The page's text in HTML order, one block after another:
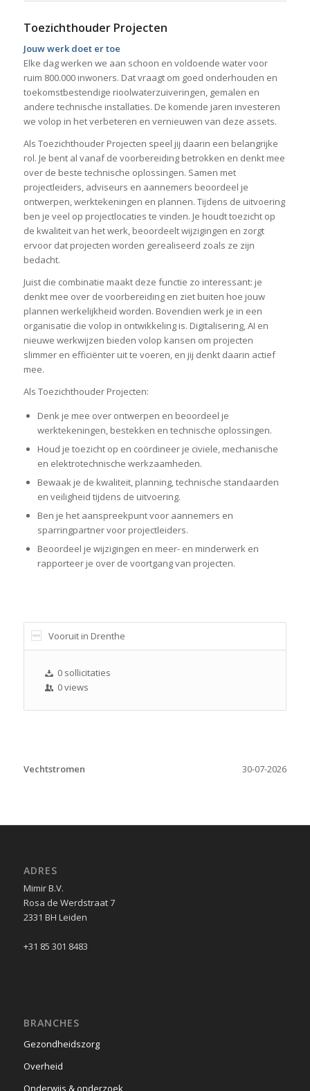
Toezichthouder Projecten
Jouw werk doet er toe
Elke dag werken we aan schoon en voldoende water voor
ruim 800.000 inwoners. Dat vraagt om goed onderhouden en
toekomstbestendige rioolwaterzuiveringen, gemalen en
andere technische installaties. De komende jaren investeren
we volop in het verbeteren en vernieuwen van deze assets.
Als Toezichthouder Projecten speel jij daarin een belangrijke
rol. Je bent al vanaf de voorbereiding betrokken en denkt mee
over de beste technische oplossingen. Samen met
projectleiders, adviseurs en aannemers beoordeel je
ontwerpen, werktekeningen en plannen. Tijdens de uitvoering
ben je veel op projectlocaties te vinden. Je houdt toezicht op
de kwaliteit van het werk, beoordeelt wijzigingen en zorgt
ervoor dat projecten worden gerealiseerd zoals ze zijn
bedacht.
Juist die combinatie maakt deze functie zo interessant: je
denkt mee over de voorbereiding en ziet buiten hoe jouw
plannen werkelijkheid worden. Bovendien werk je in een
organisatie die volop in ontwikkeling is. Digitalisering, AI en
nieuwe werkwijzen bieden volop kansen om projecten
slimmer en efficiënter uit te voeren, en jij denkt daarin actief
mee.
Als Toezichthouder Projecten:
Denk je mee over ontwerpen en beoordeel je
werktekeningen, bestekken en technische oplossingen.
Houd je toezicht op en coördineer je civiele, mechanische
en elektrotechnische werkzaamheden.
Bewaak je de kwaliteit, planning, technische standaarden
en veiligheid tijdens de uitvoering.
Ben je het aanspreekpunt voor aannemers en
sparringpartner voor projectleiders.
Beoordeel je wijzigingen en meer- en minderwerk en
rapporteer je over de voortgang van projecten.
Vooruit in Drenthe
0 sollicitaties
0 views
30-07-2026
Vechtstromen
ADRES
Mimir B.V.
Rosa de Werdstraat 7
2331 BH Leiden
+31 85 301 8483
BRANCHES
Gezondheidszorg
Overheid
Onderwijs & onderzoek